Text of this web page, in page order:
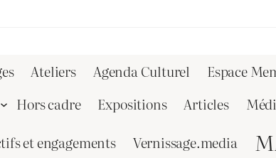
Ateliers Agenda Culturel Espace
Hors cadre Expositions Articles
et engagements
Vernissage.media